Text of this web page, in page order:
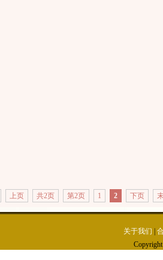
上页 共2页 第2页 1 2 下页
关于我们